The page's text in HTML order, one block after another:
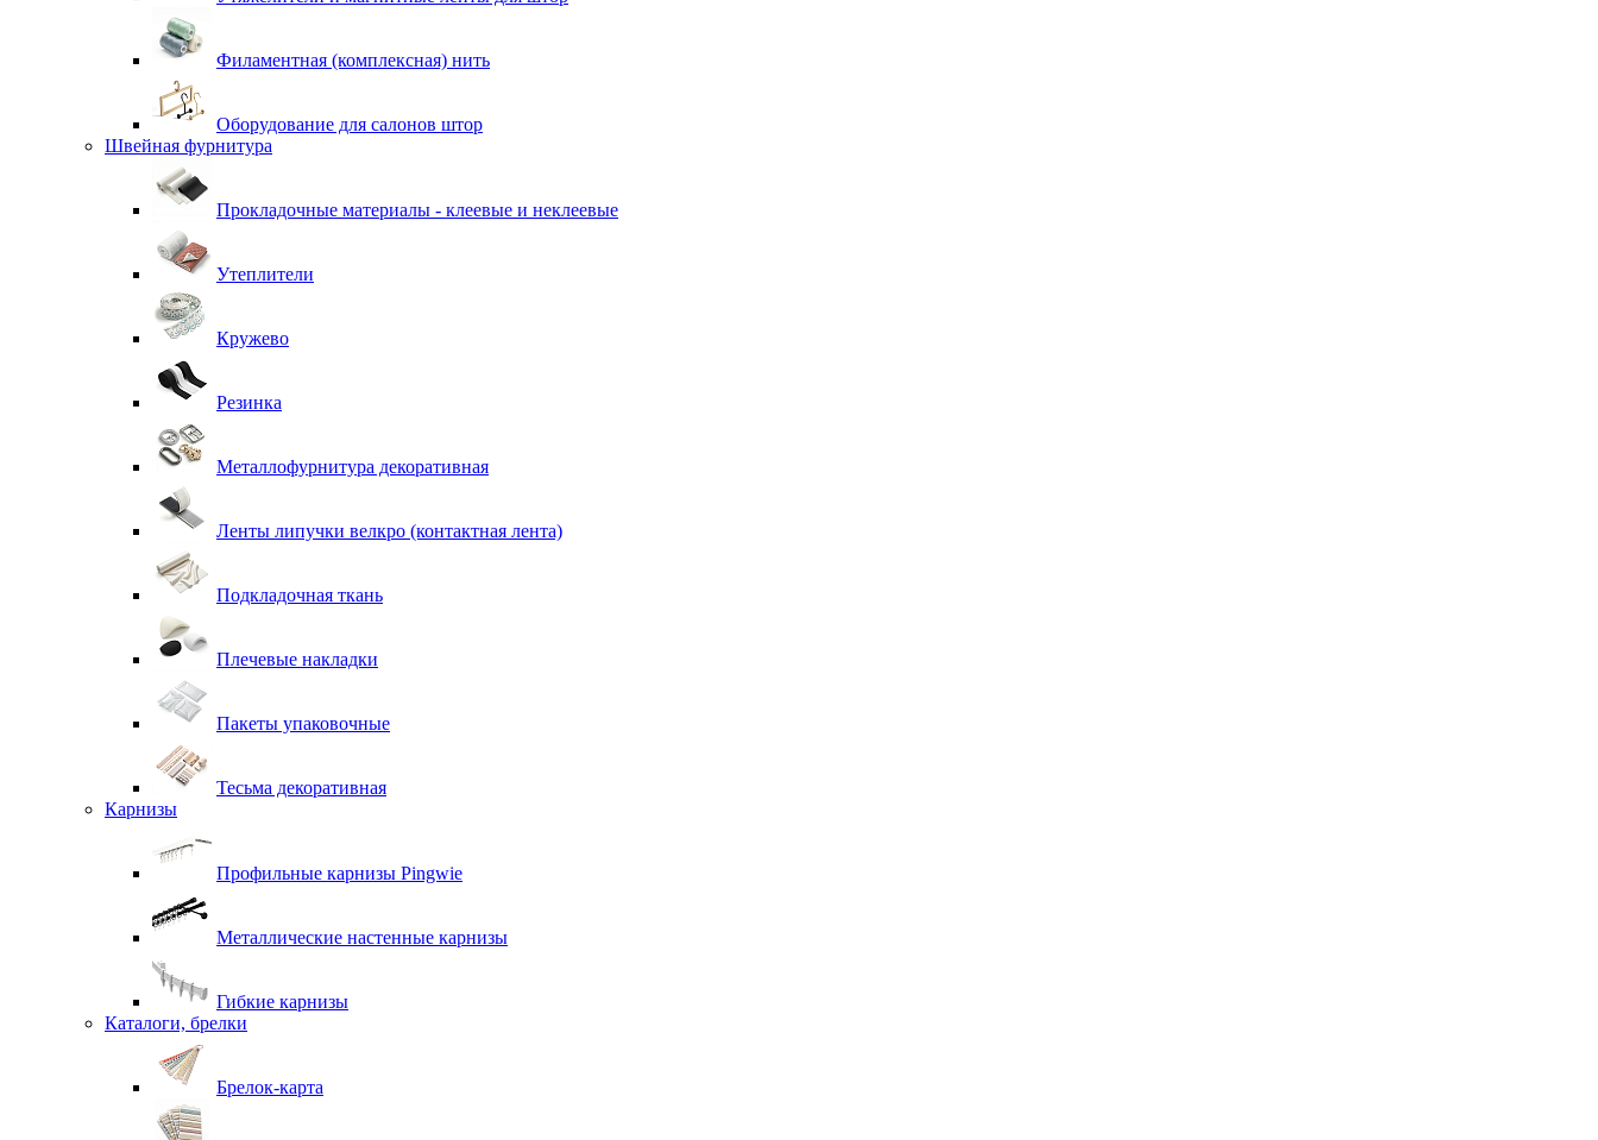
Филаментная (комплексная) нить
Оборудование для салонов штор
Швейная фурнитура
Прокладочные материалы - клеевые и неклеевые
Утеплители
Кружево
Резинка
Металлофурнитура декоративная
Ленты липучки велкро (контактная лента)
Подкладочная ткань
Плечевые накладки
Пакеты упаковочные
Тесьма декоративная
Карнизы
Профильные карнизы Pingwie
Металлические настенные карнизы
Гибкие карнизы
Каталоги, брелки
Брелок-карта